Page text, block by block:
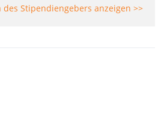
Stipendiengebers anzeigen >>